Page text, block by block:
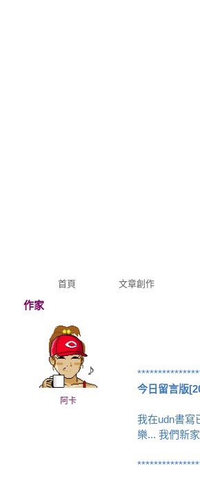
首頁 文章創作
作家
阿卡
今日留言版
我在udn書寫
樂... 我們新